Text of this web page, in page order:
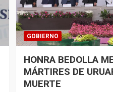
GOBIERNO
HONRA BEDOLLA
MÁRTIRES DE
MUERTE